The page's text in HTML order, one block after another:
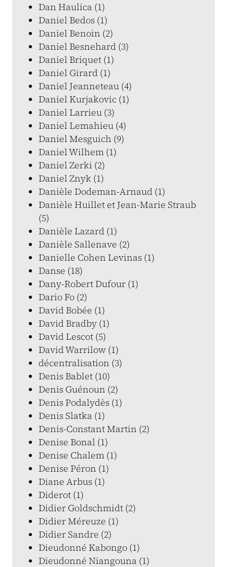
Dan Haulica (1)
Daniel Bedos (1)
Daniel Benoin (2)
Daniel Besnehard (3)
Daniel Briquet (1)
Daniel Girard (1)
Daniel Jeanneteau (4)
Daniel Kurjakovic (1)
Daniel Larrieu (3)
Daniel Lemahieu (4)
Daniel Mesguich (9)
Daniel Wilhem (1)
Daniel Zerki (2)
Daniel Znyk (1)
Danièle Dodeman-Arnaud (1)
Danièle Huillet et Jean-Marie Straub
(5)
Danièle Lazard (1)
Danièle Sallenave (2)
Danielle Cohen Levinas (1)
Danse (18)
Dany-Robert Dufour (1)
Dario Fo (2)
David Bobée (1)
David Bradby (1)
David Lescot (5)
David Warrilow (1)
décentralisation (3)
Denis Bablet (10)
Denis Guénoun (2)
Denis Podalydès (1)
Denis Slatka (1)
Denis-Constant Martin (2)
Denise Bonal (1)
Denise Chalem (1)
Denise Péron (1)
Diane Arbus (1)
Diderot (1)
Didier Goldschmidt (2)
Didier Méreuze (1)
Didier Sandre (2)
Dieudonné Kabongo (1)
Dieudonné Niangouna (1)